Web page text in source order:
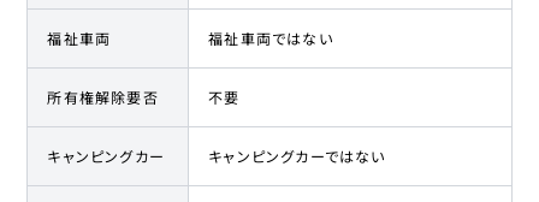
福祉車両 福祉車両ではない
所有権解除要否 不要
キャンピングカー キャンピングカーではない